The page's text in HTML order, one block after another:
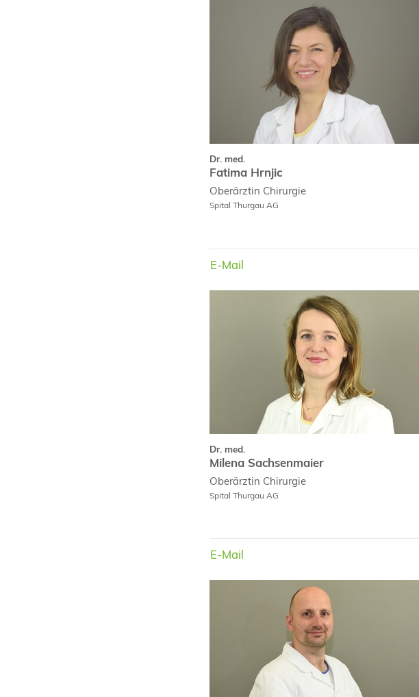
Dr. med.
Fatima Hrnjic
Oberärztin Chirurgie
Spital Thurgau AG
E-Mail
Dr. med.
Milena Sachsenmaier
Oberärztin Chirurgie
Spital Thurgau AG
E-Mail
Milena Sachsenmaier
Hendrik Strothmann